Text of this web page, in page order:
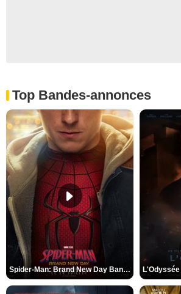
Top Bandes-annonces
Spider-Man: Brand New Day Bande-annonce VO STFR